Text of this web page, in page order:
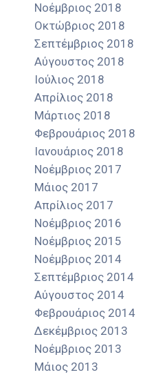
Νοέμβριος 2018
Οκτώβριος 2018
Σεπτέμβριος 2018
Αύγουστος 2018
Ιούλιος 2018
Απρίλιος 2018
Μάρτιος 2018
Φεβρουάριος 2018
Ιανουάριος 2018
Νοέμβριος 2017
Μάιος 2017
Απρίλιος 2017
Νοέμβριος 2016
Νοέμβριος 2015
Νοέμβριος 2014
Σεπτέμβριος 2014
Αύγουστος 2014
Φεβρουάριος 2014
Δεκέμβριος 2013
Νοέμβριος 2013
Μάιος 2013